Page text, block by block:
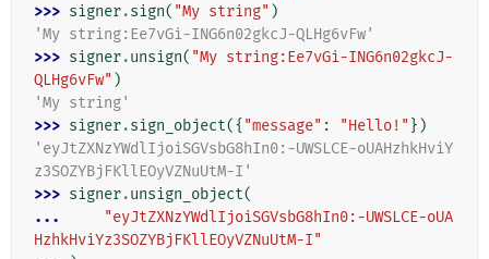
>>> signer.sign( "My string" )
'My string:Ee7vGi-ING6n02gkcJ-QLHg6vFw'
>>> signer.unsign( "My string:Ee7vGi-ING6n02gkcJ-
QLHg6vFw" )
'My string'
>>> signer.sign_object({ "message" : "Hello!" })
'eyJtZXNzYWdlIjoiSGVsbG8hIn0:-UWSLCE-oUAHzhkHviY
z3SOZYBjFKllEOyVZNuUtM-I'
>>> signer.unsign_object(
...
"eyJtZXNzYWdlIjoiSGVsbG8hIn0:-UWSLCE-oUA
HzhkHviYz3SOZYBjFKllEOyVZNuUtM-I"